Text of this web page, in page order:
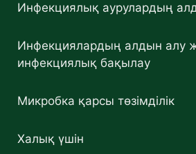
Инфекциялық аурулардың
Инфекциялардың алдын алу
инфекциялық бақылау
Микробка қарсы төзімділік
Халық үшін